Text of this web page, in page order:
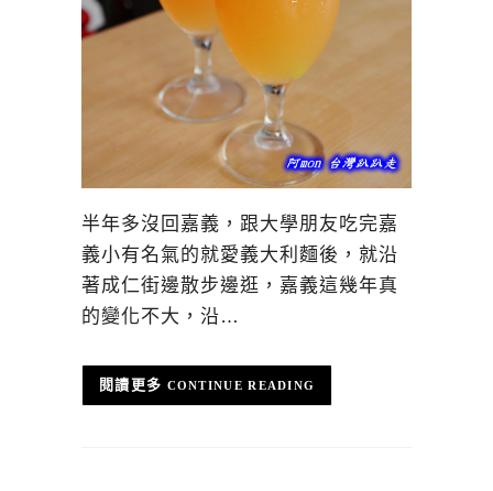
半年多沒回嘉義，跟大學朋友吃完嘉
義小有名氣的就愛義大利麵後，就沿
著成仁街邊散步邊逛，嘉義這幾年真
的變化不大，沿…
CONTINUE READING